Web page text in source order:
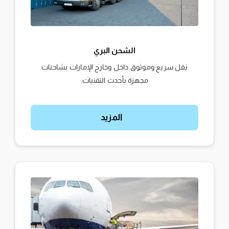
الشحن البري
نقل سريع وموثوق داخل وخارج الإمارات بشاحنات
مجهزة بأحدث التقنيات.
المزيد